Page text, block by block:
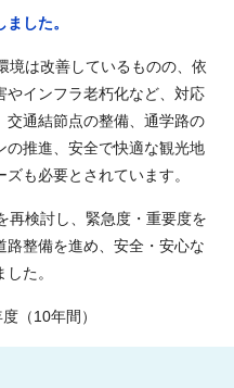
した。
境は改善しているものの、依
やインフラ老朽化など、対応
交通結節点の整備、通学路の
の推進、安全で快適な観光地
も必要とされています。
再検討し、緊急度・重要度を
路整備を進め、安全・安心な
た。
（10年間）